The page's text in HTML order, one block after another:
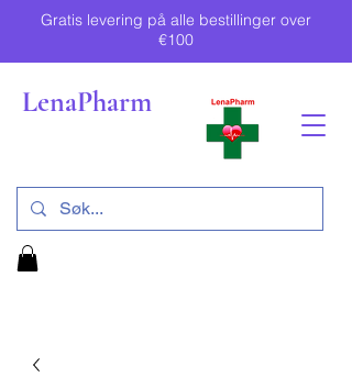
Gratis levering på alle bestillinger over
€100
LenaPharm